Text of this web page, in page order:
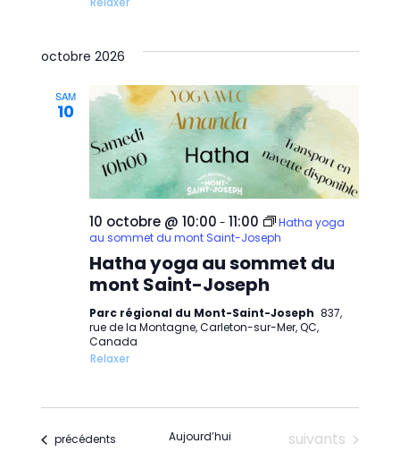
octobre 2026
SAM
10
Hatha yoga au sommet du
mont Saint-Joseph
10 octobre @ 10:00 -11:00
Hatha yoga
au sommet du mont Saint-Joseph
Parc régional du Mont-Saint-Joseph 837,
rue de la Montagne, Carleton-sur-Mer, QC,
Canada
Relaxer
Évènements
précédents Aujourd’hui Évènements
suivants